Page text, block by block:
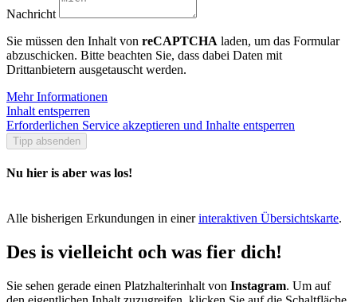
Nachricht
Sie müssen den Inhalt von reCAPTCHA laden, um das Formular
abzuschicken. Bitte beachten Sie, dass dabei Daten mit
Drittanbietern ausgetauscht werden.
Mehr Informationen
Inhalt entsperren
Erforderlichen Service akzeptieren und Inhalte entsperren
Tipp absenden
Nu hier is aber was los!
Alle bisherigen Erkundungen in einerinteraktiven Übersichtskarte.
Des is vielleicht och was fier dich!
Sie sehen gerade einen Platzhalterinhalt von Instagram. Um auf